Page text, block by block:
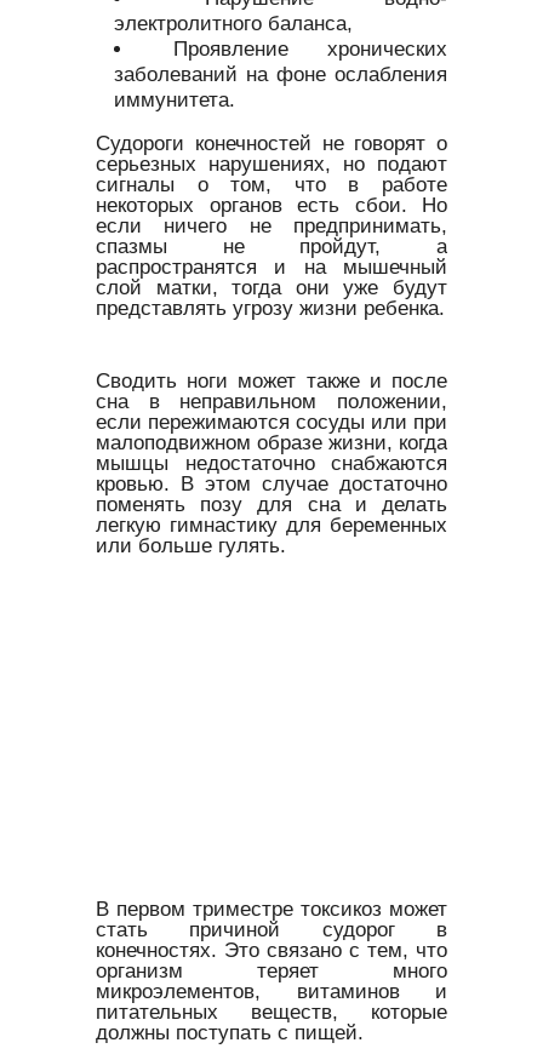
электролитного баланса,
Проявление хронических
заболеваний на фоне ослабления
иммунитета.
Судороги конечностей не говорят о
серьезных нарушениях, но подают
сигналы о том, что в работе
некоторых органов есть сбои. Но
если ничего не предпринимать,
спазмы не пройдут, а
распространятся и на мышечный
слой матки, тогда они уже будут
представлять угрозу жизни ребенка.
Сводить ноги может также и после
сна в неправильном положении,
если пережимаются сосуды или при
малоподвижном образе жизни, когда
мышцы недостаточно снабжаются
кровью. В этом случае достаточно
поменять позу для сна и делать
легкую гимнастику для беременных
или больше гулять.
В первом триместре токсикоз может
стать причиной судорог в
конечностях. Это связано с тем, что
организм теряет много
микроэлементов, витаминов и
питательных веществ, которые
должны поступать с пищей.